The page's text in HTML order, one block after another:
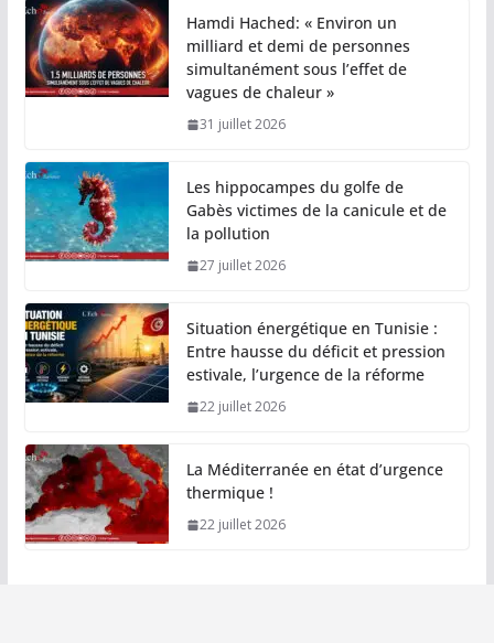
Hamdi Hached: « Environ un
milliard et demi de personnes
simultanément sous l’effet de
vagues de chaleur »
31 juillet 2026
Les hippocampes du golfe de
Gabès victimes de la canicule et de
la pollution
27 juillet 2026
Situation énergétique en Tunisie :
Entre hausse du déficit et pression
estivale, l’urgence de la réforme
22 juillet 2026
La Méditerranée en état d’urgence
thermique !
22 juillet 2026